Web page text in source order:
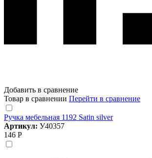
Добавить в сравнение
Товар в сравнении Перейти в сравнение
Ручка мебельная 1192 Satin silver
Артикул: У40357
146 Р